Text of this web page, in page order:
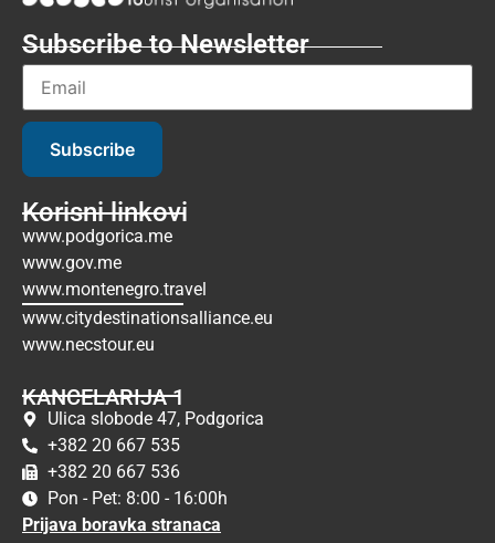
Subscribe to Newsletter
Subscribe
Korisni linkovi
www.podgorica.me
www.gov.me
www.montenegro.travel
www.citydestinationsalliance.eu
www.necstour.eu
KANCELARIJA 1
Ulica slobode 47, Podgorica
+382 20 667 535
+382 20 667 536
Pon - Pet: 8:00 - 16:00h
Prijava boravka stranaca